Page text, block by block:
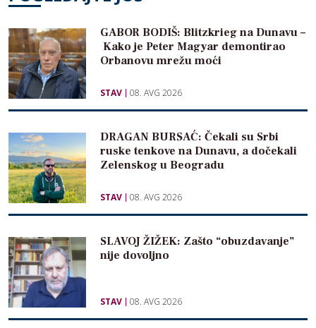
GABOR BODIŠ: Blitzkrieg na Dunavu –
Kako je Peter Magyar demontirao
Orbanovu mrežu moći
STAV 08. AVG 2026
DRAGAN BURSAĆ: Čekali su Srbi
ruske tenkove na Dunavu, a dočekali
Zelenskog u Beogradu
STAV 08. AVG 2026
SLAVOJ ŽIŽEK: Zašto “obuzdavanje”
nije dovoljno
STAV 08. AVG 2026